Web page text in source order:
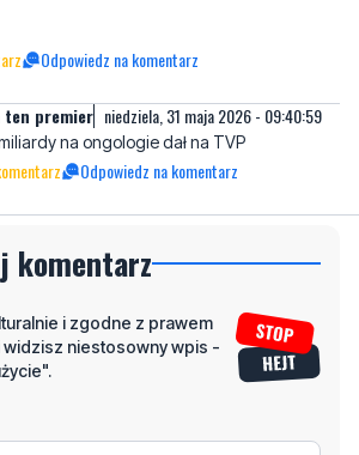
Odpowiedz na komentarz
ten premier niedziela, 31 maja 2026 - 09:40:59
na ongologie dał na TVP
Odpowiedz na komentarz
komentarz
i zgodne z prawem
niestosowny wpis -